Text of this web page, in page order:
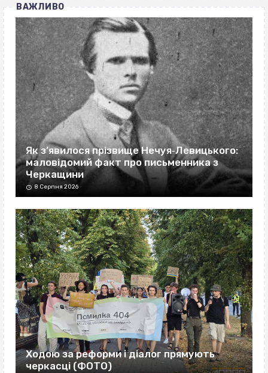
ВАЖЛИВО
Як з’явилося прізвище Нечуя‐Левицького:
маловідомий факт про письменника з
Черкащини
8 Серпня 2026
Ходою за реформи і діалог прямують
черкасці (ФОТО)